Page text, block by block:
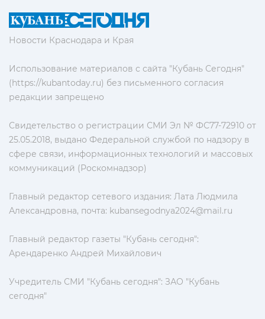
Новости Краснодара и Края
Использование материалов с сайта "Кубань Сегодня"
(https://kubantoday.ru) без письменного согласия
редакции запрещено
Свидетельство о регистрации СМИ Эл № ФС77-72910 от
25.05.2018, выдано Федеральной службой по надзору в
сфере связи, информационных технологий и массовых
коммуникаций (Роскомнадзор)
Главный редактор сетевого издания: Лата Людмила
Александровна, почта: kubansegodnya2024@mail.ru
Главный редактор газеты "Кубань сегодня":
Арендаренко Андрей Михайлович
Учредитель СМИ "Кубань сегодня": ЗАО "Кубань
сегодня"